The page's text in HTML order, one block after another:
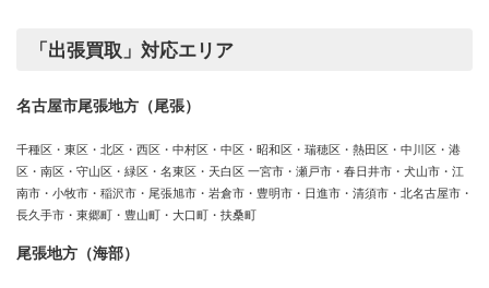
「出張買取」対応エリア
名古屋市尾張地方（尾張）
千種区・東区・北区・西区・中村区・中区・昭和区・瑞穂区・熱田区・中川区・港
区・南区・守山区・緑区・名東区・天白区 一宮市・瀬戸市・春日井市・犬山市・江
南市・小牧市・稲沢市・尾張旭市・岩倉市・豊明市・日進市・清須市・北名古屋市・
長久手市・東郷町・豊山町・大口町・扶桑町
尾張地方（海部）